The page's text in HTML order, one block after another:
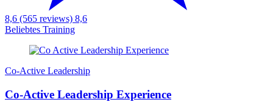
8,6 (565 reviews) 8,6
Beliebtes Training
Co-Active Leadership
Co-Active Leadership Experience